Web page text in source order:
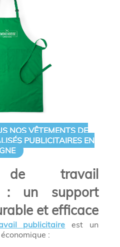
NOS VÊTEMENTS DE
PUBLICITAIRES EN
de travail
: un support
et efficace
publicitaire est un
: